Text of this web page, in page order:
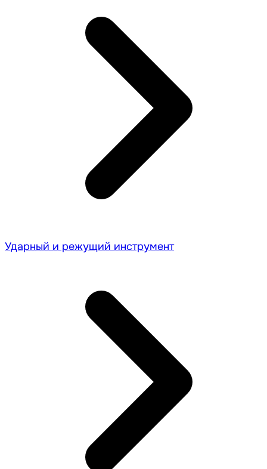
Ударный и режущий инструмент